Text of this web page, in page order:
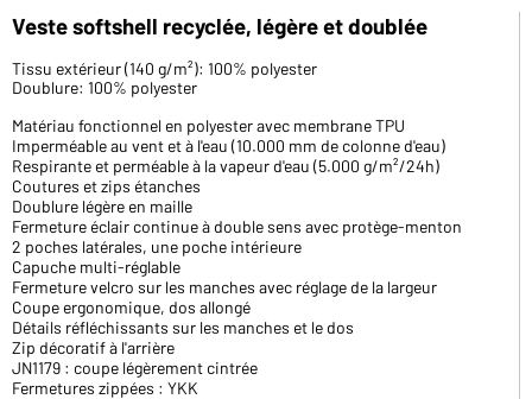
Veste softshell recyclée, légère et doublée
Tissu extérieur (140 g/m²): 100% polyester
Doublure: 100% polyester
Matériau fonctionnel en polyester avec membrane TPU
Imperméable au vent et à l'eau (10.000 mm de colonne d'eau)
Respirante et perméable à la vapeur d'eau (5.000 g/m²/24h)
Coutures et zips étanches
Doublure légère en maille
Fermeture éclair continue à double sens avec protège-menton
2 poches latérales, une poche intérieure
Capuche multi-réglable
Fermeture velcro sur les manches avec réglage de la largeur
Coupe ergonomique, dos allongé
Détails réfléchissants sur les manches et le dos
Zip décoratif à l'arrière
JN1179 : coupe légèrement cintrée
Fermetures zippées : YKK